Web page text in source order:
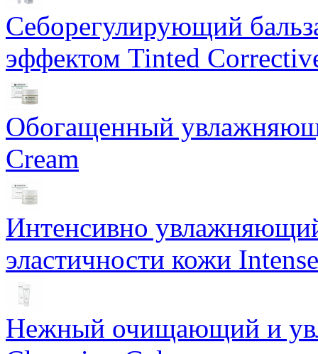
Себорегулирующий
эффектом Tinted
Обогащенный
Cream
Интенсивно
эластичности кожи
Нежный очищающий и